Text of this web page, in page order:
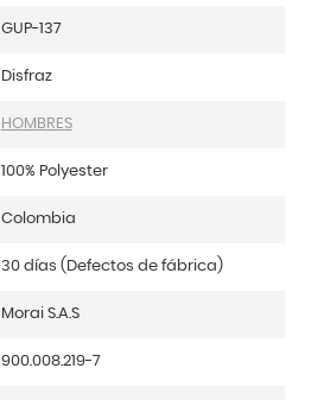
GUP-137
Disfraz
HOMBRES
100% Polyester
Colombia
30 días (Defectos de fábrica)
Morai S.A.S
900.008.219-7